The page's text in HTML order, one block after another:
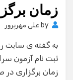
زمان
by علی مهرپرور
به گفته ی سایت